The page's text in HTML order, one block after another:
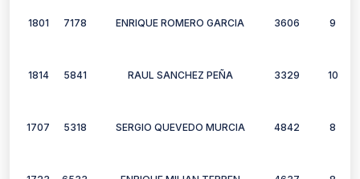
1801 7178 ENRIQUE ROMERO GARCIA 3606 9
1814 5841 RAUL SANCHEZ PEÑA 3329 10
1707 5318 SERGIO QUEVEDO MURCIA 4842 8